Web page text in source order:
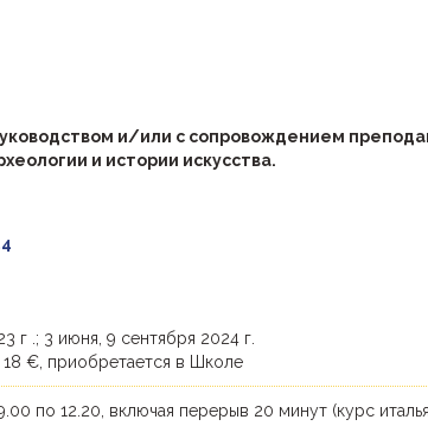
и/или с сопровождением
и истории искусства.
г .; 3 июня, 9 сентября 2024 г.
€, приобретается в Школе
по 12.20, включая перерыв 20 минут (курс